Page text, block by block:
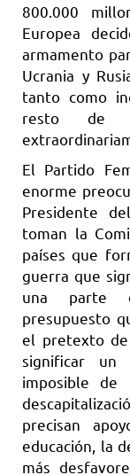
800.000
Europea
armamento
Ucrania y
tanto como
resto de
El Partido
enorme
Presidente
toman la
países que
guerra que
una parte
presupuesto
el pretexto de
significar un
imposible de
precisan
educación, la
más